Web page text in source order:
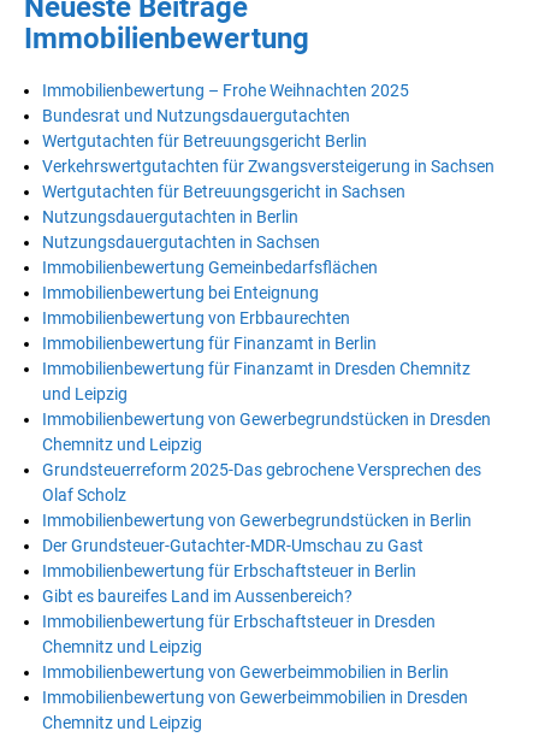
Neueste Beiträge
Immobilienbewertung
Immobilienbewertung – Frohe Weihnachten 2025
Bundesrat und Nutzungsdauergutachten
Wertgutachten für Betreuungsgericht Berlin
Verkehrswertgutachten für Zwangsversteigerung in Sachsen
Wertgutachten für Betreuungsgericht in Sachsen
Nutzungsdauergutachten in Berlin
Nutzungsdauergutachten in Sachsen
Immobilienbewertung Gemeinbedarfsflächen
Immobilienbewertung bei Enteignung
Immobilienbewertung von Erbbaurechten
Immobilienbewertung für Finanzamt in Berlin
Immobilienbewertung für Finanzamt in Dresden Chemnitz
und Leipzig
Immobilienbewertung von Gewerbegrundstücken in Dresden
Chemnitz und Leipzig
Grundsteuerreform 2025-Das gebrochene Versprechen des
Olaf Scholz
Immobilienbewertung von Gewerbegrundstücken in Berlin
Der Grundsteuer-Gutachter-MDR-Umschau zu Gast
Immobilienbewertung für Erbschaftsteuer in Berlin
Gibt es baureifes Land im Aussenbereich?
Immobilienbewertung für Erbschaftsteuer in Dresden
Chemnitz und Leipzig
Immobilienbewertung von Gewerbeimmobilien in Berlin
Immobilienbewertung von Gewerbeimmobilien in Dresden
Chemnitz und Leipzig